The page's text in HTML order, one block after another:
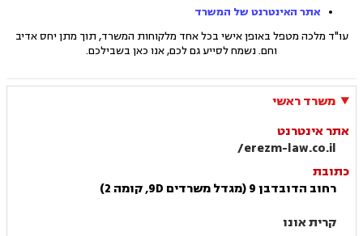
אתר האינטרנט של המשרד
עו"ד מלכה מטפל באופן אישי בכל אחד מלקוחות המשרד, תוך מתן יחס אדיב
וחם. נשמח לסייע גם לכם, אנו כאן בשבילכם.
משרד ראשי
אתר אינטרנט
erezm-law.co.il/
כתובת
רחוב הדובדבן 9 (מגדל משרדים 9D, קומה 2)
קרית אונו